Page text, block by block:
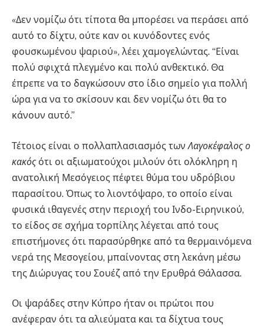
«Δεν νομίζω ότι τίποτα θα μπορέσει να περάσει από
αυτό το δίχτυ, ούτε καν οι κυνόδοντες ενός
φουσκωμένου ψαριού», λέει χαμογελώντας. “Είναι
πολύ σφιχτά πλεγμένο και πολύ ανθεκτικό. Θα
έπρεπε να το δαγκώσουν στο ίδιο σημείο για πολλή
ώρα για να το σκίσουν και δεν νομίζω ότι θα το
κάνουν αυτό.”
Τέτοιος είναι ο πολλαπλασιασμός τωνΛαγοκέφαλος ο
κακός ότι οι αξιωματούχοι μιλούν ότι ολόκληρη η
ανατολική Μεσόγειος πέφτει θύμα του υδρόβιου
παρασίτου. Όπως το λιοντόψαρο, το οποίο είναι
φυσικά ιθαγενές στην περιοχή του Ινδο-Ειρηνικού,
το είδος σε σχήμα τορπίλης λέγεται από τους
επιστήμονες ότι παρασύρθηκε από τα θερμαινόμενα
νερά της Μεσογείου, μπαίνοντας στη λεκάνη μέσω
της Διώρυγας του Σουέζ από την Ερυθρά Θάλασσα.
Οι ψαράδες στην Κύπρο ήταν οι πρώτοι που
ανέφεραν ότι τα αλιεύματα και τα δίχτυα τους